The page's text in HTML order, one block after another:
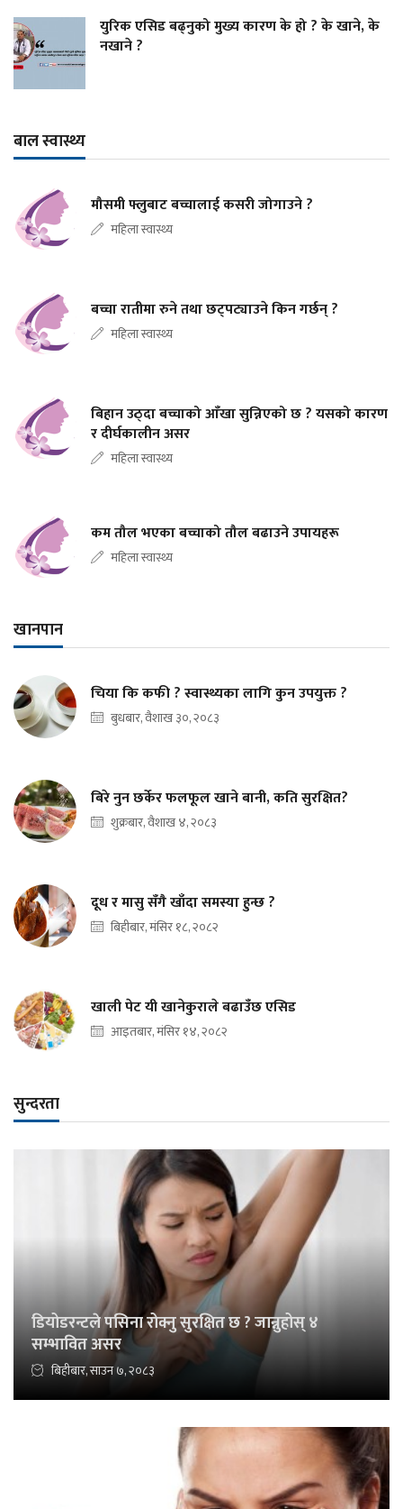
युरिक एसिड बढ्नुको मुख्य कारण के हो ? के खाने, के
नखाने ?
बाल स्वास्थ्य
मौसमी फ्लुबाट बच्चालाई कसरी जोगाउने ?
महिला स्वास्थ्य
बच्चा रातीमा रुने तथा छट्पट्याउने किन गर्छन् ?
महिला स्वास्थ्य
बिहान उठ्दा बच्चाको आँखा सुन्निएको छ ? यसको कारण
र दीर्घकालीन असर
महिला स्वास्थ्य
कम तौल भएका बच्चाको तौल बढाउने उपायहरू
महिला स्वास्थ्य
खानपान
चिया कि कफी ? स्वास्थ्यका लागि कुन उपयुक्त ?
बुधबार, वैशाख ३०, २०८३
बिरे नुन छर्केर फलफूल खाने बानी, कति सुरक्षित?
शुक्रबार, वैशाख ४, २०८३
दूध र मासु सँगै खाँदा समस्या हुन्छ ?
बिहीबार, मंसिर १८, २०८२
खाली पेट यी खानेकुराले बढाउँछ एसिड
आइतबार, मंसिर १४, २०८२
सुन्दरता
डियोडरन्टले पसिना रोक्नु सुरक्षित छ ? जान्नुहोस् ४
सम्भावित असर
बिहीबार, साउन ७, २०८३